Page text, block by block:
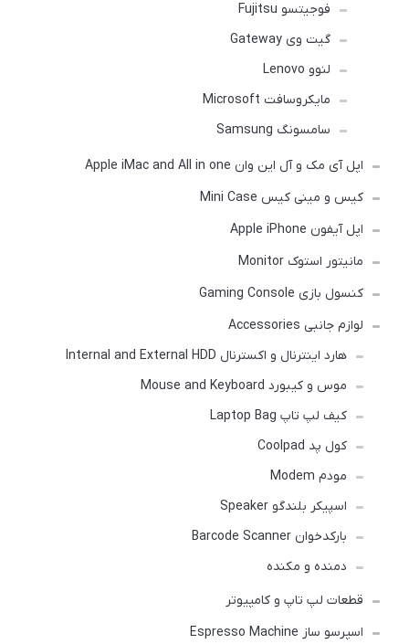
فوجیتسو Fujitsu
گیت وی Gateway
لنوو Lenovo
مایکروسافت Microsoft
سامسونگ Samsung
اپل آی مک و آل این وان Apple iMac and All in one
کیس و مینی کیس Mini Case
اپل آیفون Apple iPhone
مانیتور استوک Monitor
کنسول بازی Gaming Console
لوازم جانبی Accessories
هارد اینترنال و اکسترنال Internal and External HDD
موس و کیبورد Mouse and Keyboard
کیف لپ تاپ Laptop Bag
کول پد Coolpad
مودم Modem
اسپیکر بلندگو Speaker
بارکدخوان Barcode Scanner
دمنده و مکنده
قطعات لپ تاپ و کامپیوتر
اسپرسو ساز Espresso Machine